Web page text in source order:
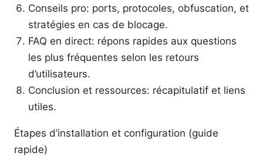
Conseils pro: ports, protocoles, obfuscation, et
stratégies en cas de blocage.
FAQ en direct: répons rapides aux questions
les plus fréquentes selon les retours
d’utilisateurs.
Conclusion et ressources: récapitulatif et liens
utiles.
Étapes d’installation et configuration (guide
rapide)